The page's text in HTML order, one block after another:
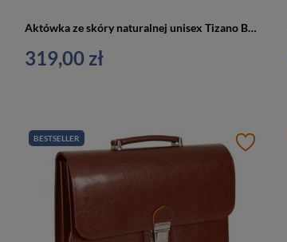
Aktówka ze skóry naturalnej unisex Tizano BWS01 teczka biwuar A4 czarna z grawerem
319,00 zł
BESTSELLER